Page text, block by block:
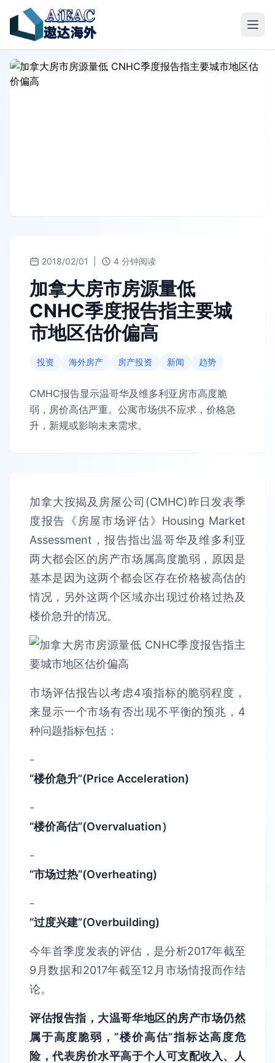
2018/02/01 4 分钟阅读
加拿大房市房源量低
CNHC季度报告指主要城
市地区估价偏高
投资 海外房产 房产投资 新闻 趋势
CMHC报告显示温哥华及维多利亚房市高度脆
弱，房价高估严重。公寓市场供不应求，价格急
升，新规或影响未来需求。
加拿大按揭及房屋公司(CMHC)昨日发表季
度报告《房屋市场评估》Housing Market
Assessment，报告指出温哥华及维多利亚
两大都会区的房产市场属高度脆弱，原因是
基本是因为这两个都会区存在价格被高估的
情况，另外这两个区域亦出现过价格过热及
楼价急升的情况。
市场评估报告以考虑4项指标的脆弱程度，
来显示一个市场有否出现不平衡的预兆，4
种问题指标包括：
-
“楼价急升”(Price Acceleration)
-
“楼价高估”(Overvaluation）
-
“市场过热”(Overheating)
-
“过度兴建”(Overbuilding)
今年首季度发表的评估，是分析2017年截至
9月数据和2017年截至12月市场情报而作结
论。
评估报告指，大温哥华地区的房产市场仍然
属于高度脆弱，”楼价高估”指标达高度危
险，代表房价水平高于个人可支配收入、人